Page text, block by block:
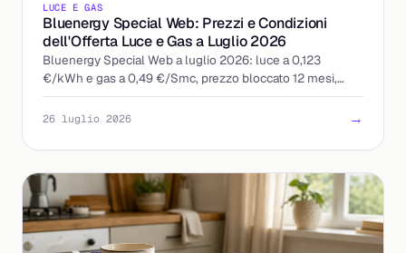
LUCE E GAS
Bluenergy Special Web: Prezzi e Condizioni
dell'Offerta Luce e Gas a Luglio 2026
Bluenergy Special Web a luglio 2026: luce a 0,123
€/kWh e gas a 0,49 €/Smc, prezzo bloccato 12 mesi,
quota fissa 9 €/mese. Ecco a chi conviene davvero.
26 luglio 2026 →